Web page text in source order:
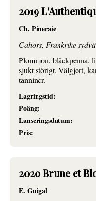
2019
Ch. Pineraie
Cahors, Frankrike
Plommon, bläckpenna,
sjukt störigt. Välgjort,
tanniner.
Lagringstid:
Poäng:
Lanseringsdatum:
Pris:
2020 Brune et
E. Guigal